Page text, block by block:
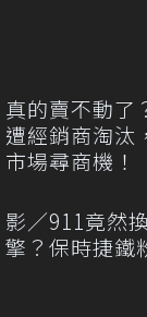
真的賣不動
遭經銷商淘汰
市場尋商機！
影／911竟然
擎？保時捷鐵